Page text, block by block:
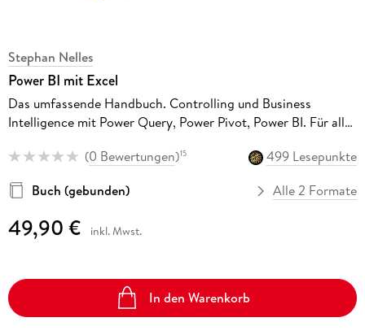
Stephan Nelles
Power BI mit Excel
Das umfassende Handbuch. Controlling und Business
Intelligence mit Power Query, Power Pivot, Power BI. Für alle
(0 Bewertungen)15
499 Lesepunkte
Buch (gebunden)
Alle 2 Formate
49,90 € inkl. Mwst.
In den Warenkorb